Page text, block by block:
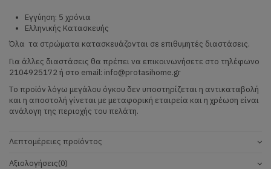
Eγγύηση: 5 χρόνια
Ελληνικής Κατασκευής
Όλα τα στρώματα κατασκευάζονται σε επιθυμητές διαστάσεις.
Για άλλες διαστάσεις θα πρέπει να επικοινωνήσετε στο τηλέφωνο
2104925172 ή στο email: info@protasihome.gr
Tο προϊόν λόγω μεγάλου όγκου δεν υποστηρίζεται η αντικαταβολή
και η αποστολή γίνεται με μεταφορική εταιρεία και η χρέωση είναι
ανάλογη της περιοχής του πελάτη.
Λεπτομέρειες προϊόντος
Αξιολογήσεις(0)